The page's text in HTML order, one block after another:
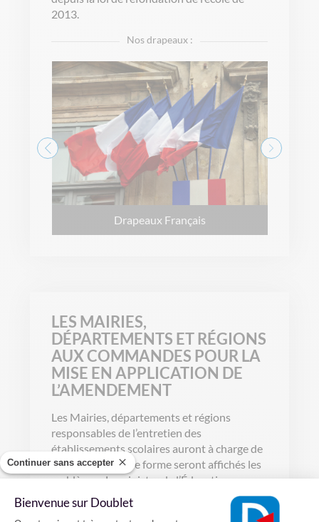
Continuer sans accepter
Bienvenue sur Doublet
2013.
Nos drapeaux :
Drapeaux Français
LES MAIRIES,
DÉPARTEMENTS ET RÉGIONS
AUX COMMANDES POUR LA
MISE EN APPLICATION DE
L’AMENDEMENT
Les Mairies, départements et régions
responsables de l’entretien des
établissements scolaires auront à charge de
définir sous quelle forme seront affichés les
emblèmes. Le ministre de l’Éducation
nationale et de la Jeunesse Jean-Michel
Blanquer a en effet estimé que chaque école